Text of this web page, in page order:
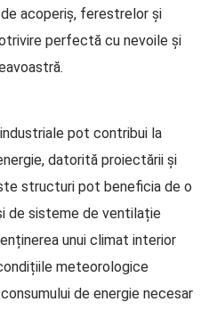
acoperiș, ferestrelor și
perfectă cu nevoile și
pot contribui la
datorită proiectării și
structuri pot beneficia de o
de sisteme de ventilație
unui climat interior
meteorologice
de energie necesar